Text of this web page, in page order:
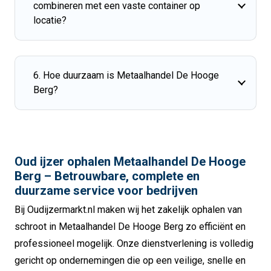
combineren met een vaste container op
locatie?
6. Hoe duurzaam is Metaalhandel De Hooge
Berg?
Oud ijzer ophalen Metaalhandel De Hooge
Berg – Betrouwbare, complete en
duurzame service voor bedrijven
Bij Oudijzermarkt.nl maken wij het zakelijk ophalen van
schroot in Metaalhandel De Hooge Berg zo efficiënt en
professioneel mogelijk. Onze dienstverlening is volledig
gericht op ondernemingen die op een veilige, snelle en